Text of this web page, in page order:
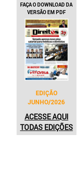
FAÇA O DOWNLOAD DA
VERSÃO EM PDF
EDIÇÃO
JUNHO/2026
ACESSE AQUI
TODAS EDIÇÕES